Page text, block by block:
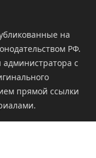
на
РФ.
администратора с
прямой ссылки